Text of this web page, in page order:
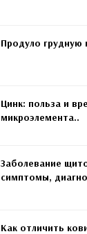
Продуло грудную
Цинк: польза и
микроэлемента..
Заболевание
симптомы,
Как отличить